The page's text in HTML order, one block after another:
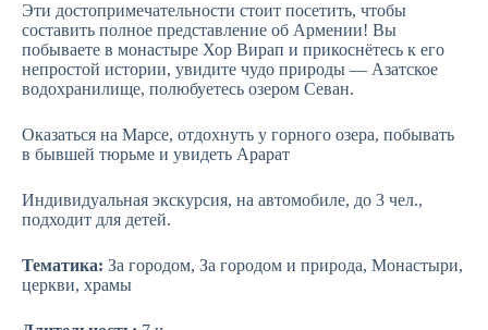
Эти достопримечательности стоит посетить, чтобы
составить полное представление об Армении! Вы
побываете в монастыре Хор Вирап и прикоснётесь к его
непростой истории, увидите чудо природы — Азатское
водохранилище, полюбуетесь озером Севан.
Оказаться на Марсе, отдохнуть у горного озера, побывать
в бывшей тюрьме и увидеть Арарат
Индивидуальная экскурсия, на автомобиле, до 3 чел.,
подходит для детей.
Тематика: За городом, За городом и природа, Монастыри,
церкви, храмы